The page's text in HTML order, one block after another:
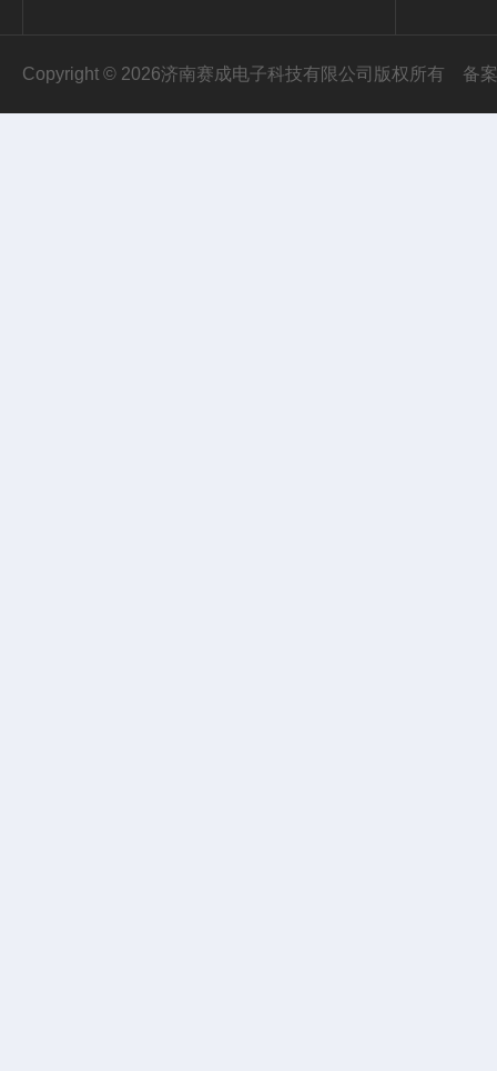
Copyright © 2026济南赛成电子科技有限公司版权所有 备